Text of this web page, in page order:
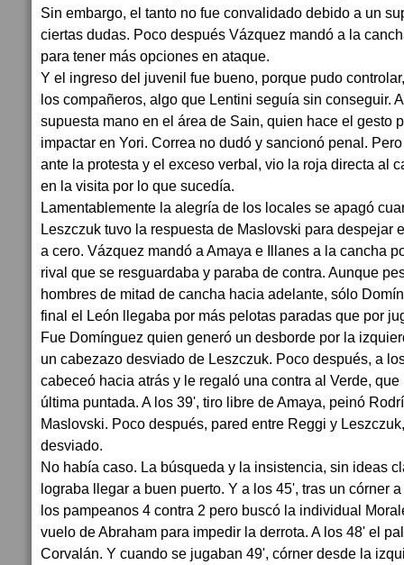
Sin embargo, el tanto no fue convalidado debido a un
ciertas dudas. Poco después Vázquez mandó a la
para tener más opciones en ataque.
Y el ingreso del juvenil fue bueno, porque pudo
los compañeros, algo que Lentini seguía sin conseguir.
supuesta mano en el área de Sain, quien hace el gesto
impactar en Yori. Correa no dudó y sancionó penal.
ante la protesta y el exceso verbal, vio la roja directa al
en la visita por lo que sucedía.
Lamentablemente la alegría de los locales se apagó
Leszczuk tuvo la respuesta de Maslovski para despejar
a cero. Vázquez mandó a Amaya e Illanes a la cancha
rival que se resguardaba y paraba de contra. Aunque
hombres de mitad de cancha hacia adelante, sólo
final el León llegaba por más pelotas paradas que por
Fue Domínguez quien generó un desborde por la
un cabezazo desviado de Leszczuk. Poco después, a
cabeceó hacia atrás y le regaló una contra al Verde,
última puntada. A los 39', tiro libre de Amaya, peinó
Maslovski. Poco después, pared entre Reggi y
desviado.
No había caso. La búsqueda y la insistencia, sin ideas
lograba llegar a buen puerto. Y a los 45', tras un córner
los pampeanos 4 contra 2 pero buscó la individual
vuelo de Abraham para impedir la derrota. A los 48' el
Corvalán. Y cuando se jugaban 49', córner desde la